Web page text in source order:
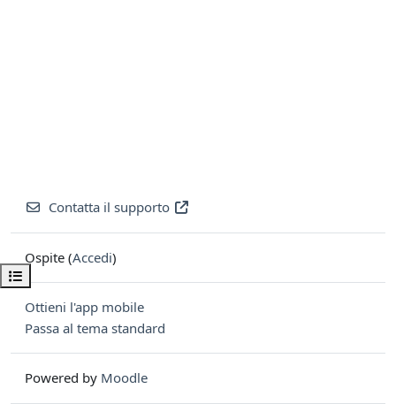
Apri indice del corso
Contatta il supporto
Ospite (Accedi)
Ottieni l'app mobile
Passa al tema standard
Powered by Moodle